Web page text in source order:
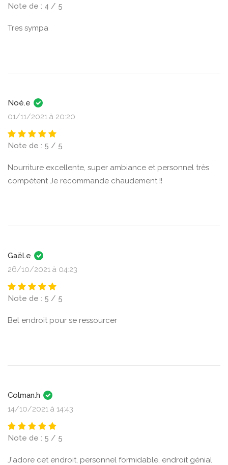
Note de : 4 / 5
Tres sympa
Noé.e
01/11/2021 à 20:20
Note de : 5 / 5
Nourriture excellente, super ambiance et personnel très
compétent Je recommande chaudement !!
Gaël.e
26/10/2021 à 04:23
Note de : 5 / 5
Bel endroit pour se ressourcer
Colman.h
14/10/2021 à 14:43
Note de : 5 / 5
J'adore cet endroit, personnel formidable, endroit génial